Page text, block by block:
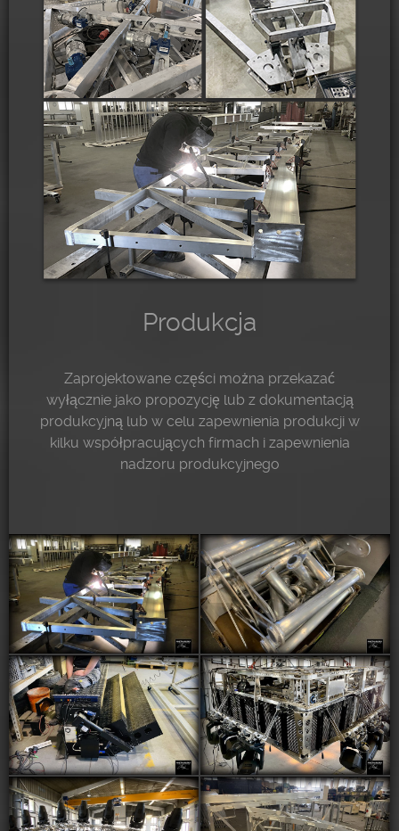
Produkcja
Zaprojektowane części można przekazać
wyłącznie jako propozycję lub z dokumentacją
produkcyjną lub w celu zapewnienia produkcji w
kilku współpracujących firmach i zapewnienia
nadzoru produkcyjnego